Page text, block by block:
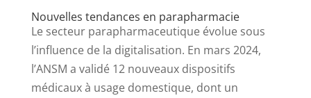
Nouvelles tendances en parapharmacie
Le secteur parapharmaceutique évolue sous
l’influence de la digitalisation. En mars 2024,
l’ANSM a validé 12 nouveaux dispositifs
médicaux à usage domestique, dont un